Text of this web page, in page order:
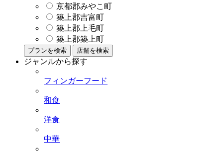
京都郡みやこ町
築上郡吉富町
築上郡上毛町
築上郡築上町
プランを検索 店舗を検索
ジャンルから探す
フィンガーフード
和食
洋食
中華